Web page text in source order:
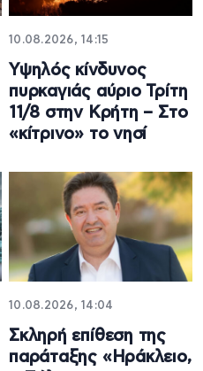
10.08.2026, 14:15
Υψηλός κίνδυνος
πυρκαγιάς αύριο Τρίτη
11/8 στην Κρήτη – Στο
«κίτρινο» το νησί
10.08.2026, 14:04
Σκληρή επίθεση της
παράταξης «Ηράκλειο,